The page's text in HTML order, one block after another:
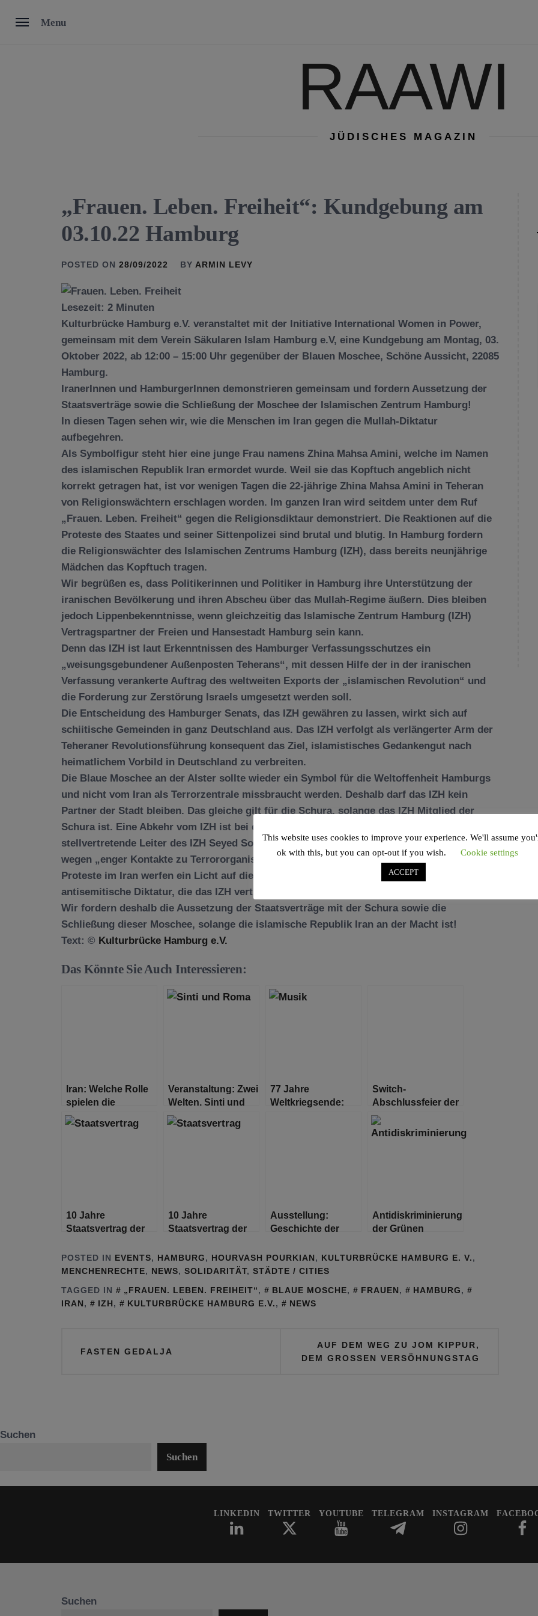
Menu
RAAWI
JÜDISCHES MAGAZIN
„Frauen. Leben. Freiheit“: Kundgebung am
03.10.22 Hamburg
POSTED ON 28/09/2022 BY ARMIN LEVY
Lesezeit: 2 Minuten
Kulturbrücke Hamburg e.V. veranstaltet mit der Initiative International Women in Power,
gemeinsam mit dem Verein Säkularen Islam Hamburg e.V, eine Kundgebung am Montag, 03.
Oktober 2022, ab 12:00 – 15:00 Uhr gegenüber der Blauen Moschee, Schöne Aussicht, 22085
Hamburg.
IranerInnen und HamburgerInnen demonstrieren gemeinsam und fordern Aussetzung der
Staatsverträge sowie die Schließung der Moschee der Islamischen Zentrum Hamburg!
In diesen Tagen sehen wir, wie die Menschen im Iran gegen die Mullah-Diktatur
aufbegehren.
Als Symbolfigur steht hier eine junge Frau namens Zhina Mahsa Amini, welche im Namen
des islamischen Republik Iran ermordet wurde. Weil sie das Kopftuch angeblich nicht
korrekt getragen hat, ist vor wenigen Tagen die 22-jährige Zhina Mahsa Amini in Teheran
von Religionswächtern erschlagen worden. Im ganzen Iran wird seitdem unter dem Ruf
„Frauen. Leben. Freiheit“ gegen die Religionsdiktaur demonstriert. Die Reaktionen auf die
Proteste des Staates und seiner Sittenpolizei sind brutal und blutig. In Hamburg fordern
die Religionswächter des Islamischen Zentrums Hamburg (IZH), dass bereits neunjährige
Mädchen das Kopftuch tragen.
Wir begrüßen es, dass Politikerinnen und Politiker in Hamburg ihre Unterstützung der
iranischen Bevölkerung und ihren Abscheu über das Mullah-Regime äußern. Dies bleiben
jedoch Lippenbekenntnisse, wenn gleichzeitig das Islamische Zentrum Hamburg (IZH)
Vertragspartner der Freien und Hansestadt Hamburg sein kann.
Denn das IZH ist laut Erkenntnissen des Hamburger Verfassungsschutzes ein
„weisungsgebundener Außenposten Teherans“, mit dessen Hilfe der in der iranischen
Verfassung verankerte Auftrag des weltweiten Exports der „islamischen Revolution“ und
die Forderung zur Zerstörung Israels umgesetzt werden soll.
Die Entscheidung des Hamburger Senats, das IZH gewähren zu lassen, wirkt sich auf
schiitische Gemeinden in ganz Deutschland aus. Das IZH verfolgt als verlängerter Arm der
Teheraner Revolutionsführung konsequent das Ziel, islamistisches Gedankengut nach
heimatlichem Vorbild in Deutschland zu verbreiten.
Die Blaue Moschee an der Alster sollte wieder ein Symbol für die Weltoffenheit Hamburgs
und nicht vom Iran als Terrorzentrale missbraucht werden. Deshalb darf das IZH kein
Partner der Stadt bleiben. Das gleiche gilt für die Schura, solange das IZH Mitglied der
Schura ist. Eine Abkehr vom IZH ist bei der Schura aber nicht zu erkennen. Der
stellvertretende Leiter des IZH Seyed Soliman Mousavifar wurde im Juni diesen Jahres
wegen „enger Kontakte zu Terrororganisationen“ aus Deutschland ausgewiesen. Die
Proteste im Iran werfen ein Licht auf die brutale, frauenfeindliche, homophobe und
antisemitische Diktatur, die das IZH vertritt.
Wir fordern deshalb die Aussetzung der Staatsverträge mit der Schura sowie die
Schließung dieser Moschee, solange die islamische Republik Iran an der Macht ist!
Text: © Kulturbrücke Hamburg e.V.
Das Könnte Sie Auch Interessieren:
Iran: Welche Rolle
spielen die
Menschenrechte?
Veranstaltung: Zwei
Welten. Sinti und
Roma
77 Jahre
Weltkriegsende:
Switch-
Abschlussfeier der
Kulturbrücke e.V.
10 Jahre
Staatsvertrag der
Hamburg mit den
Islamverbänden –
10 Jahre
Staatsvertrag der
Hamburg mit den
Islamverbänden –
Ausstellung:
Geschichte der
Europa
Antidiskriminierungskongress
der Grünen
Hamburg
POSTED IN EVENTS, HAMBURG, HOURVASH POURKIAN, KULTURBRÜCKE HAMBURG E. V.,
MENCHENRECHTE, NEWS, SOLIDARITÄT, STÄDTE / CITIES
TAGGED IN
„FRAUEN. LEBEN. FREIHEIT“, BLAUE MOSCHE, FRAUEN, HAMBURG,
IRAN, IZH, KULTURBRÜCKE HAMBURG E.V., NEWS
FASTEN GEDALJA
AUF DEM WEG ZU JOM KIPPUR,
DEM GROSSEN VERSÖHNUNGSTAG
Suchen
Suchen
LINKEDIN TWITTER YOUTUBE TELEGRAM INSTAGRAM
Suchen
This website uses cookies to improve your experience. We'll assume
ok with this, but you can opt-out if you wish.
Cookie settings
ACCEPT